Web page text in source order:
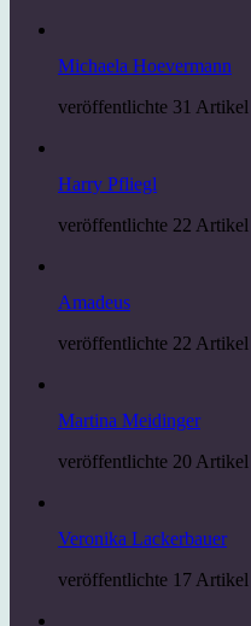
Michaela Hoevermann
veröffentlichte 31 Artikel
Harry Pfliegl
veröffentlichte 22 Artikel
Amadeus
veröffentlichte 22 Artikel
Martina Meidinger
veröffentlichte 20 Artikel
Veronika Lackerbauer
veröffentlichte 17 Artikel